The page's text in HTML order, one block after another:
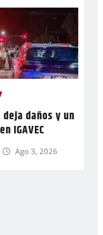
deja daños y un
IGAVEC
Ago 3, 2026